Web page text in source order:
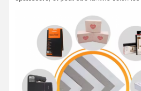
Papier à couleur
Papeterie à base de kraft
Carton ondulé